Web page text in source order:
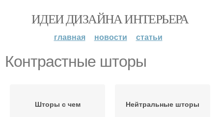
ИДЕИ ДИЗАЙНА ИНТЕРЬЕРА
главная новости статьи
Контрастные шторы
Шторы с чем Нейтральные шторы